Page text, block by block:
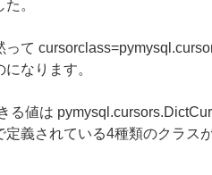
。
て
なります。
る値は
義されている4種類のクラス